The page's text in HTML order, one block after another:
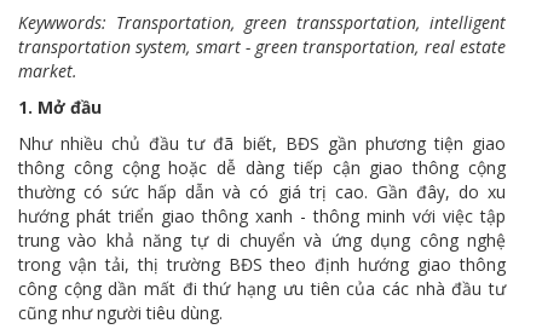
Keywwords: Transportation, green transsportation, intelligent
transportation system, smart - green transportation, real estate
market.
1. Mở đầu
Như nhiều chủ đầu tư đã biết, BĐS gần phương tiện giao
thông công cộng hoặc dễ dàng tiếp cận giao thông cộng
thường có sức hấp dẫn và có giá trị cao. Gần đây, do xu
hướng phát triển giao thông xanh - thông minh với việc tập
trung vào khả năng tự di chuyển và ứng dụng công nghệ
trong vận tải, thị trường BĐS theo định hướng giao thông
công cộng dần mất đi thứ hạng ưu tiên của các nhà đầu tư
cũng như người tiêu dùng.